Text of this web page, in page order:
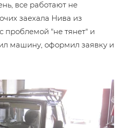
все работают не
заехала Нива из
проблемой "не тянет" и
машину, оформил заявку и